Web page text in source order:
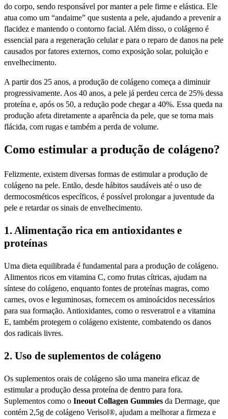
do corpo, sendo responsável por manter a pele firme e elástica. Ele
atua como um “andaime” que sustenta a pele, ajudando a prevenir a
flacidez e mantendo o contorno facial. Além disso, o colágeno é
essencial para a regeneração celular e para o reparo de danos na pele
causados por fatores externos, como exposição solar, poluição e
envelhecimento.
A partir dos 25 anos, a produção de colágeno começa a diminuir
progressivamente. Aos 40 anos, a pele já perdeu cerca de 25% dessa
proteína e, após os 50, a redução pode chegar a 40%. Essa queda na
produção afeta diretamente a aparência da pele, que se torna mais
flácida, com rugas e também a perda de volume.
Como estimular a produção de colágeno?
Felizmente, existem diversas formas de estimular a produção de
colágeno na pele. Então, desde hábitos saudáveis até o uso de
dermocosméticos específicos, é possível prolongar a juventude da
pele e retardar os sinais de envelhecimento.
1. Alimentação rica em antioxidantes e
proteínas
Uma dieta equilibrada é fundamental para a produção de colágeno.
Alimentos ricos em vitamina C, como frutas cítricas, ajudam na
síntese do colágeno, enquanto fontes de proteínas magras, como
carnes, ovos e leguminosas, fornecem os aminoácidos necessários
para sua formação. Antioxidantes, como o resveratrol e a vitamina
E, também protegem o colágeno existente, combatendo os danos
dos radicais livres.
2. Uso de suplementos de colágeno
Os suplementos orais de colágeno são uma maneira eficaz de
estimular a produção dessa proteína de dentro para fora.
Suplementos como o Ineout Collagen Gummies da Dermage, que
contém 2,5g de colágeno Verisol®, ajudam a melhorar a firmeza e